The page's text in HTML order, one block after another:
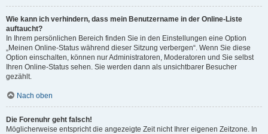
Wie kann ich verhindern, dass mein Benutzername in der Online-Liste
auftaucht?
In Ihrem persönlichen Bereich finden Sie in den Einstellungen eine Option
„Meinen Online-Status während dieser Sitzung verbergen“. Wenn Sie diese
Option einschalten, können nur Administratoren, Moderatoren und Sie selbst
Ihren Online-Status sehen. Sie werden dann als unsichtbarer Besucher
gezählt.
Nach oben
Die Forenuhr geht falsch!
Möglicherweise entspricht die angezeigte Zeit nicht Ihrer eigenen Zeitzone. In